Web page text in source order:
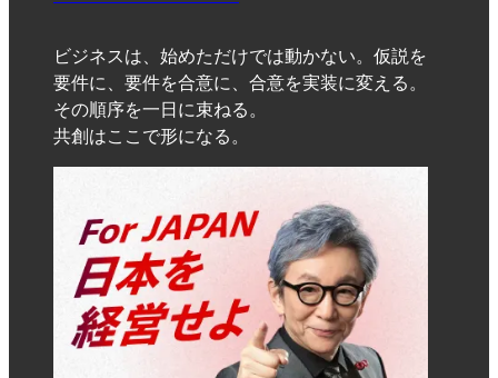
ビジネスは、始めただけでは動かない。仮説を
要件に、要件を合意に、合意を実装に変える。
その順序を一日に束ねる。
共創はここで形になる。